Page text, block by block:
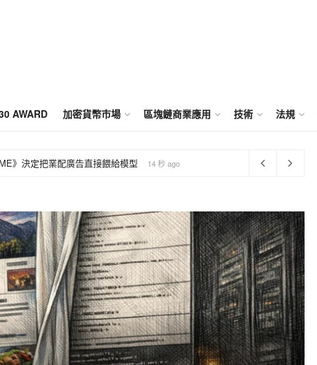
AWARD 加密貨幣市場 區塊鏈商業應用 技術 法規
》決定把業配廣告直接餵給模型 14 秒 ago